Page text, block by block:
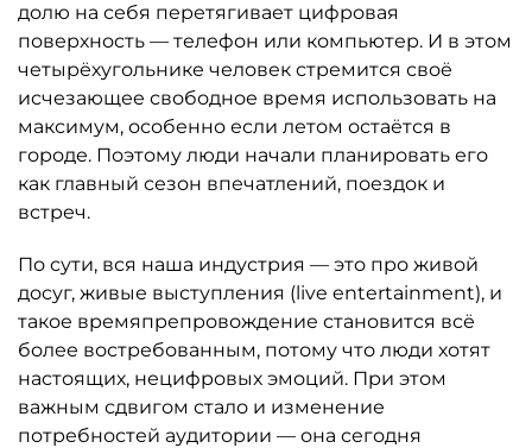
долю на себя перетягивает цифровая
поверхность — телефон или компьютер. И в этом
четырёхугольнике человек стремится своё
исчезающее свободное время использовать на
максимум, особенно если летом остаётся в
городе. Поэтому люди начали планировать его
как главный сезон впечатлений, поездок и
встреч.
По сути, вся наша индустрия — это про живой
досуг, живые выступления (live entertainment), и
такое времяпрепровождение становится всё
более востребованным, потому что люди хотят
настоящих, нецифровых эмоций. При этом
важным сдвигом стало и изменение
потребностей аудитории — она сегодня